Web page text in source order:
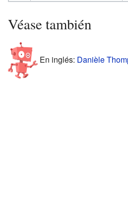
Véase también
En inglés: Danièle